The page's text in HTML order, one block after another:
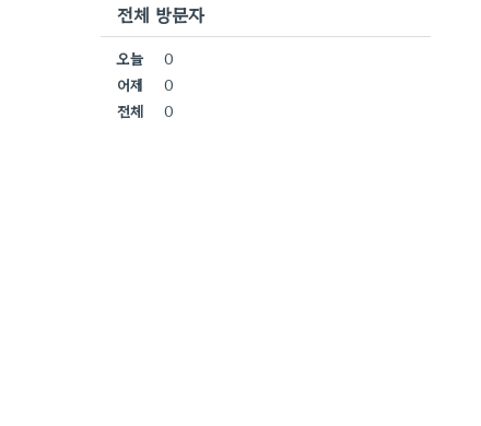
전체 방문자
오늘
0
어제
0
전체
0